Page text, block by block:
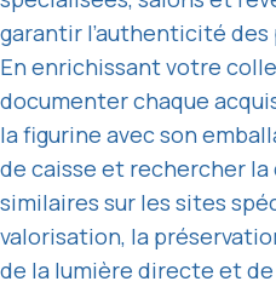
garantir l’authenticité des
En enrichissant votre
documenter chaque
la figurine avec son
de caisse et rechercher
similaires sur les sites
valorisation, la
de la lumière directe et